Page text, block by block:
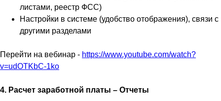
листами, реестр ФСС)
Настройки в системе (удобство отображения), связи с
другими разделами
Перейти на вебинар - https://www.youtube.com/watch?
v=udOTKbC-1ko
4. Расчет заработной платы – Отчеты